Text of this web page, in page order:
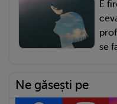
E
se
Ne găsești pe